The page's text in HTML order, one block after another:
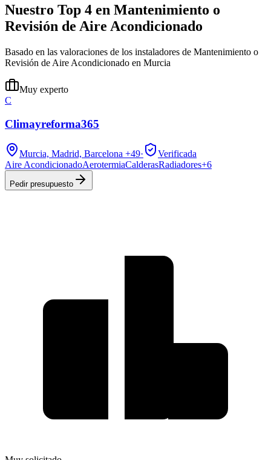
Nuestro Top 4 en Mantenimiento o
Revisión de Aire Acondicionado
Basado en las valoraciones de los instaladores de Mantenimiento o
Revisión de Aire Acondicionado en Murcia
Muy experto
C
Climayreforma365
Murcia, Madrid, Barcelona +49·
Verificada
Aire AcondicionadoAerotermiaCalderasRadiadores+6
Pedir presupuesto